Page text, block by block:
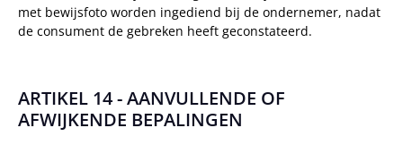
met bewijsfoto worden ingediend bij de ondernemer, nadat
de consument de gebreken heeft geconstateerd.
ARTIKEL 14 - AANVULLENDE OF
AFWIJKENDE BEPALINGEN